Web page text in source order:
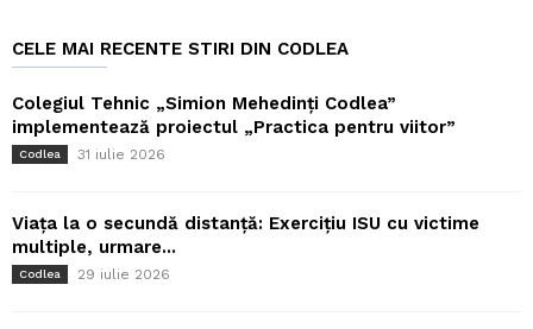
CELE MAI RECENTE STIRI DIN CODLEA
Colegiul Tehnic „Simion Mehedinți Codlea”
implementează proiectul „Practica pentru viitor”
Codlea 31 iulie 2026
Viața la o secundă distanță: Exercițiu ISU cu victime
multiple, urmare...
Codlea 29 iulie 2026